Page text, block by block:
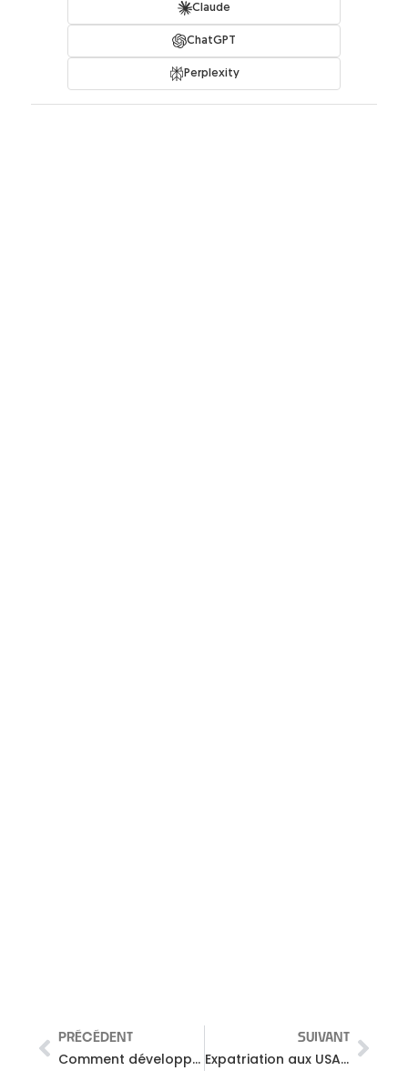
Claude
ChatGPT
Perplexity
PRÉCÉDENT
Comment développer sa chaîne YouTube en 2021, mes astuces (+500 abonnés en un mois)
SUIVANT
Expatriation aux USA : c’est pas facile tous les jours…